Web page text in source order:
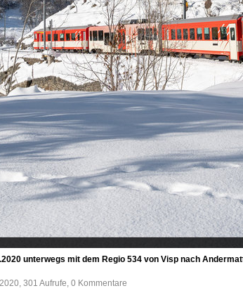
unterwegs mit dem Regio 534 von Visp nach
301 Aufrufe, 0 Kommentare